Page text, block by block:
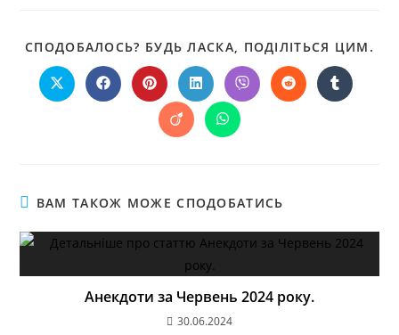
СПОДОБАЛОСЬ? БУДЬ ЛАСКА, ПОДІЛІТЬСЯ ЦИМ.
ВАМ ТАКОЖ МОЖЕ СПОДОБАТИСЬ
Анекдоти за Червень 2024 року.
30.06.2024